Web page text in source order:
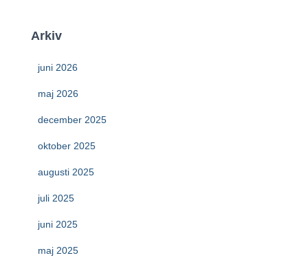
Arkiv
juni 2026
maj 2026
december 2025
oktober 2025
augusti 2025
juli 2025
juni 2025
maj 2025